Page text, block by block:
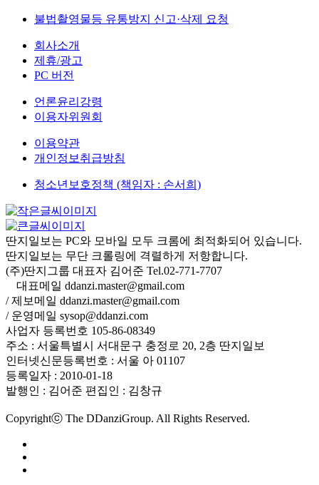
불법촬영물등 유통방지 신고·삭제 요청
회사소개
제휴/광고
PC 버전
언론윤리강령
이용자위원회
이용약관
개인정보취급방침
청소년보호정책 (책임자 : 손서희)
딴지일보는 PC와 모바일 모두 크롬에 최적화되어 있습니다.
딴지일보는 무단 크롤링에 격렬하게 저항합니다.
(주)딴지그룹 대표자 김어준 Tel.02-771-7707
대표메일 ddanzi.master@gmail.com
/ 제보메일 ddanzi.master@gmail.com
/ 운영메일 sysop@ddanzi.com
사업자 등록번호 105-86-08349
주소 : 서울특별시 서대문구 충정로 20, 2층 딴지일보
인터넷신문등록번호 : 서울 아 01107
등록일자 : 2010-01-18
발행인 : 김어준 편집인 : 김창규
Copyrightⓒ The DDanziGroup. All Rights Reserved.